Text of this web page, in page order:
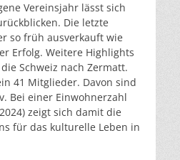
Vereinsjahr lässt sich
Die letzte
so früh ausverkauft wie
Erfolg. Weitere Highlights
Schweiz nach Zermatt.
41 Mitglieder. Davon sind
Bei einer Einwohnerzahl
zeigt sich damit die
für das kulturelle Leben in